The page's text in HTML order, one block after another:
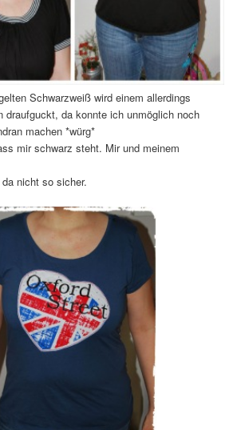
Schwarzweiß wird einem allerdings
draufguckt, da konnte ich unmöglich noch
machen *würg*
mir schwarz steht. Mir und meinem
nicht so sicher.